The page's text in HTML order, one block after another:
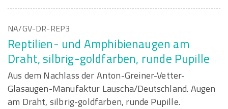
NA/GV-DR-REP3
Reptilien- und Amphibienaugen am
Draht, silbrig-goldfarben, runde Pupille
Aus dem Nachlass der Anton-Greiner-Vetter-
Glasaugen-Manufaktur Lauscha/Deutschland. Augen
am Draht, silbrig-goldfarben, runde Pupille.